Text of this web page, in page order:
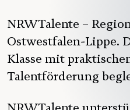
NRWTalente –
Ostwestfalen-Lippe.
Klasse mit
Talentförderung